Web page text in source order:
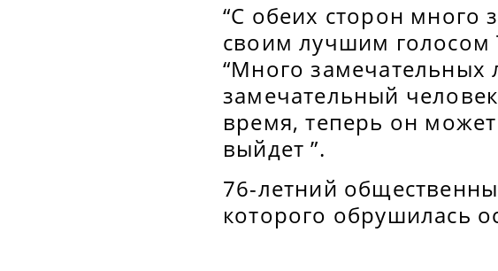
“С обеих сторон много
своим лучшим
“Много замечательных
замечательный
время, теперь он
выйдет ”.
76-летний
которого обрушилась